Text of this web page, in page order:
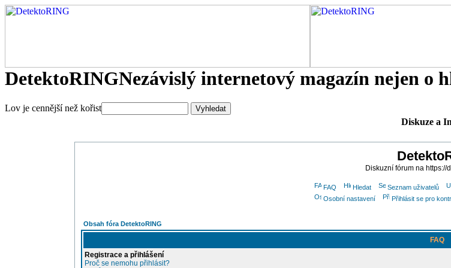
DetektoRINGNezávislý internetový magazín nejen o
Lov je cennější než kořist
Diskuze a
Diskuzní fórum na https://
FAQ Hledat Seznam uživatelů
Osobní nastavení
Přihlásit se pro
Obsah fóra DetektoRING
FAQ
Registrace a přihlášení
Proč se nemohu přihlásit?